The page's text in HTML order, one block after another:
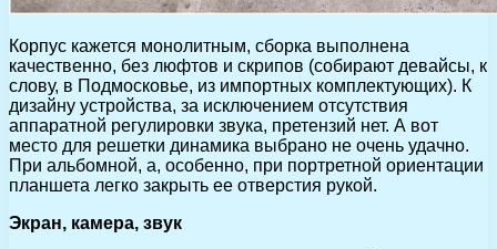
Корпус кажется монолитным, сборка выполнена
качественно, без люфтов и скрипов (собирают девайсы, к
слову, в Подмосковье, из импортных комплектующих). К
дизайну устройства, за исключением отсутствия
аппаратной регулировки звука, претензий нет. А вот
место для решетки динамика выбрано не очень удачно.
При альбомной, а, особенно, при портретной ориентации
планшета легко закрыть ее отверстия рукой.
Экран, камера, звук